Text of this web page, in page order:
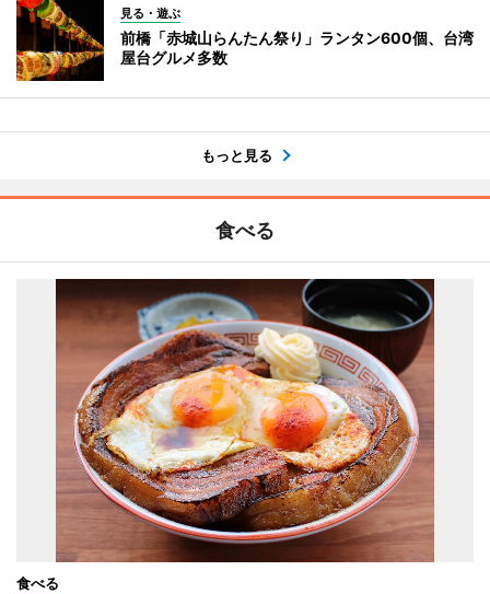
見る・遊ぶ
前橋「赤城山らんたん祭り」ランタン600個、台湾
屋台グルメ多数
もっと見る
食べる
食べる